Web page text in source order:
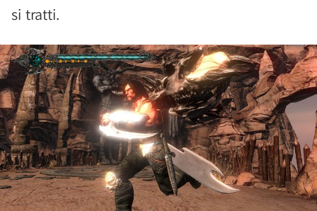
si tratti.